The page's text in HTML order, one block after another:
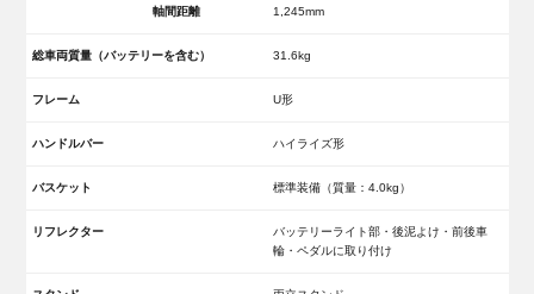
軸間距離 1,245mm
総車両質量（バッテリーを含む） 31.6kg
フレーム U形
ハンドルバー ハイライズ形
バスケット 標準装備（質量：4.0kg）
リフレクター
バッテリーライト部・後泥よけ・前後車
輪・ペダルに取り付け